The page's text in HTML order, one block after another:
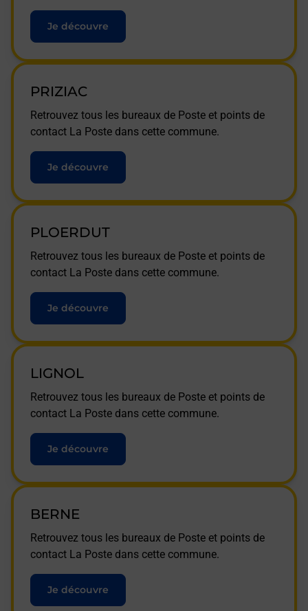
Je découvre
PRIZIAC
Retrouvez tous les bureaux de Poste et points de
contact La Poste dans cette commune.
Je découvre
PLOERDUT
Retrouvez tous les bureaux de Poste et points de
contact La Poste dans cette commune.
Je découvre
LIGNOL
Retrouvez tous les bureaux de Poste et points de
contact La Poste dans cette commune.
Je découvre
BERNE
Retrouvez tous les bureaux de Poste et points de
contact La Poste dans cette commune.
Je découvre